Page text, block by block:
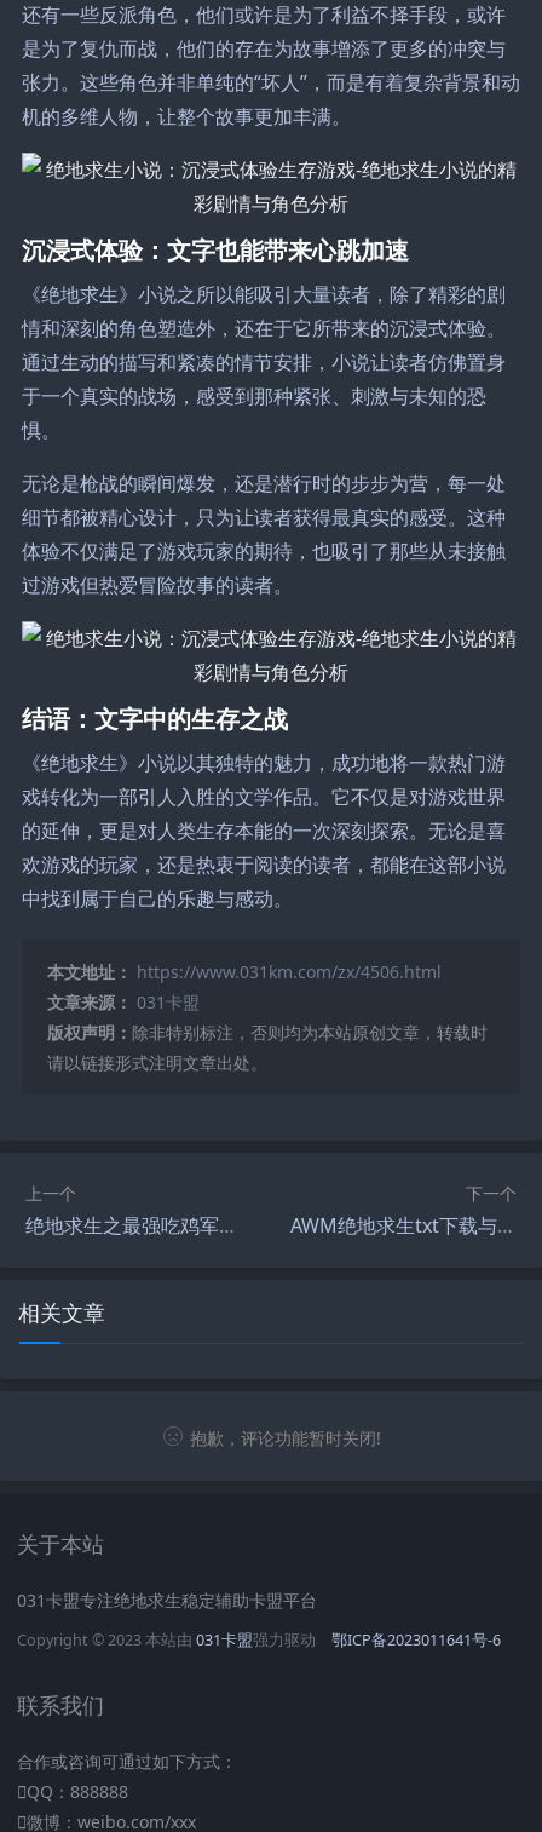
还有一些反派角色，他们或许是为了利益不择手段，或许
是为了复仇而战，他们的存在为故事增添了更多的冲突与
张力。这些角色并非单纯的“坏人”，而是有着复杂背景和动
机的多维人物，让整个故事更加丰满。
沉浸式体验：文字也能带来心跳加速
《绝地求生》小说之所以能吸引大量读者，除了精彩的剧
情和深刻的角色塑造外，还在于它所带来的沉浸式体验。
通过生动的描写和紧凑的情节安排，小说让读者仿佛置身
于一个真实的战场，感受到那种紧张、刺激与未知的恐
惧。
无论是枪战的瞬间爆发，还是潜行时的步步为营，每一处
细节都被精心设计，只为让读者获得最真实的感受。这种
体验不仅满足了游戏玩家的期待，也吸引了那些从未接触
过游戏但热爱冒险故事的读者。
结语：文字中的生存之战
《绝地求生》小说以其独特的魅力，成功地将一款热门游
戏转化为一部引人入胜的文学作品。它不仅是对游戏世界
的延伸，更是对人类生存本能的一次深刻探索。无论是喜
欢游戏的玩家，还是热衷于阅读的读者，都能在这部小说
中找到属于自己的乐趣与感动。
本文地址： https://www.031km.com/zx/4506.html
文章来源： 031卡盟
版权声明： 除非特别标注，否则均为本站原创文章，转载时
请以链接形式注明文章出处。
上一个
绝地求生之最强吃鸡军团攻略-绝地求生最强吃鸡军团怎么组建和战斗技巧
下一个
AWM绝地求生txt下载与玩法解析-AWM绝地求生txt小说全集阅读与游戏攻略
相关文章
抱歉，评论功能暂时关闭!
关于本站
031卡盟专注绝地求生稳定辅助卡盟平台
Copyright © 2023 本站由 031卡盟强力驱动 鄂ICP备2023011641号-6
联系我们
合作或咨询可通过如下方式：
QQ：888888
微博：weibo.com/xxx